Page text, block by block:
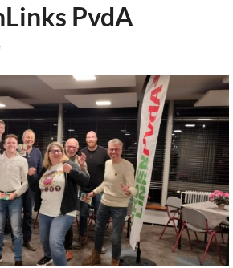
PvdA